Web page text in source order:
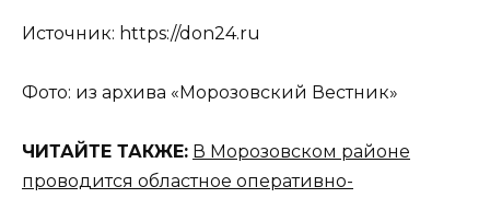
Источник: https://don24.ru
Фото: из архива «Морозовский Вестник»
ЧИТАЙТЕ ТАКЖЕ: В Морозовском районе
проводится областное оперативно-